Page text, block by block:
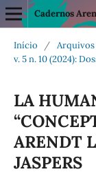
Cadernos
Início / Arquivos
v. 5 n. 10 (2024):
LA
ARENDT
JASPERS